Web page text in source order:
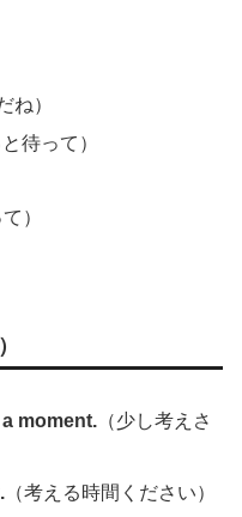
ね）
待って）
）
moment. （少し考えさ
（考える時間ください）